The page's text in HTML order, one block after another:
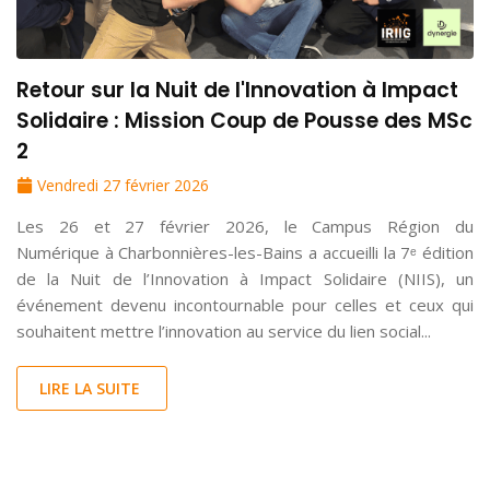
Retour sur la Nuit de l'Innovation à Impact
Solidaire : Mission Coup de Pousse des MSc
2
Vendredi 27 février 2026
Les 26 et 27 février 2026, le Campus Région du
Numérique à Charbonnières-les-Bains a accueilli la 7ᵉ édition
de la Nuit de l’Innovation à Impact Solidaire (NIIS), un
événement devenu incontournable pour celles et ceux qui
souhaitent mettre l’innovation au service du lien social...
LIRE LA SUITE